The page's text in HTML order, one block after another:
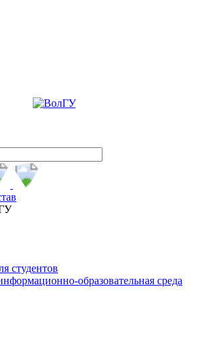
сайтом. Пожалуйста
студентов
образовательная среда